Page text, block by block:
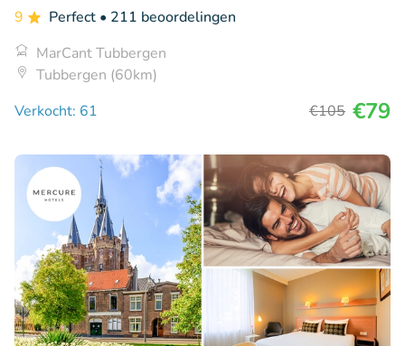
9 Perfect • 211 beoordelingen
MarCant Tubbergen
Tubbergen (60km)
Verkocht: 61
€105 €79